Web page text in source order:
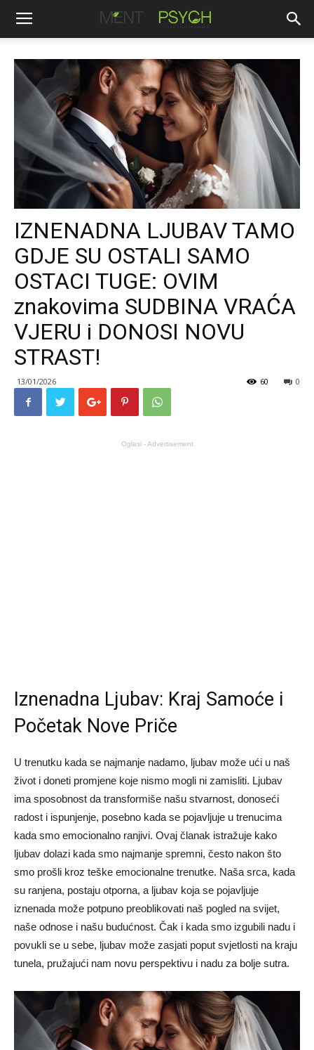
IZNENADNA LJUBAV TAMO
GDJE SU OSTALI SAMO
OSTACI TUGE: OVIM
znakovima SUDBINA VRAĆA
VJERU i DONOSI NOVU
STRAST!
13/01/2026 0
60
Oglasi - Advertisement
Iznenadna Ljubav: Kraj Samoće i
Početak Nove Priče
U trenutku kada se najmanje nadamo, ljubav može ući u naš
život i doneti promjene koje nismo mogli ni zamisliti. Ljubav
ima sposobnost da transformiše našu stvarnost, donoseći
radost i ispunjenje, posebno kada se pojavljuje u trenucima
kada smo emocionalno ranjivi. Ovaj članak istražuje kako
ljubav dolazi kada smo najmanje spremni, često nakon što
smo prošli kroz teške emocionalne trenutke. Naša srca, kada
su ranjena, postaju otporna, a ljubav koja se pojavljuje
iznenada može potpuno preoblikovati naš pogled na svijet,
naše odnose i našu budućnost. Čak i kada smo izgubili nadu i
povukli se u sebe, ljubav može zasjati poput svjetlosti na kraju
tunela, pružajući nam novu perspektivu i nadu za bolje sutra.